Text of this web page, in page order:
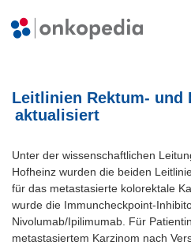
Leitlinien Rektum- und
aktualisiert
Unter der wissenschaftlichen
Hofheinz wurden die beiden
für das metastasierte kolorektale
wurde die Immuncheckpoint-
Nivolumab/Ipilimumab. Für
metastasiertem Karzinom nach